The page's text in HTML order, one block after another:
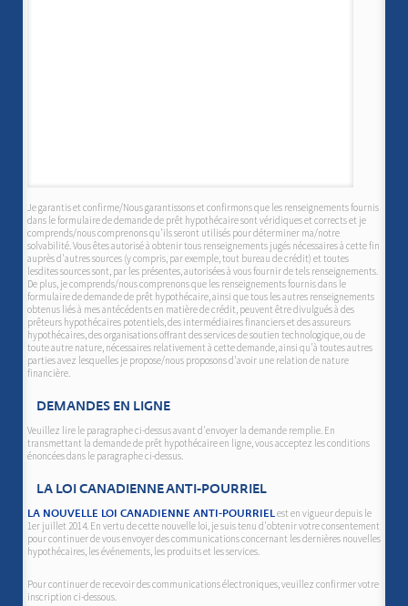
Je garantis et confirme/Nous garantissons et confirmons que les renseignements fournis
dans le formulaire de demande de prêt hypothécaire sont véridiques et corrects et je
comprends/nous comprenons qu'ils seront utilisés pour déterminer ma/notre
solvabilité. Vous êtes autorisé à obtenir tous renseignements jugés nécessaires à cette fin
auprès d'autres sources (y compris, par exemple, tout bureau de crédit) et toutes
lesdites sources sont, par les présentes, autorisées à vous fournir de tels renseignements.
De plus, je comprends/nous comprenons que les renseignements fournis dans le
formulaire de demande de prêt hypothécaire, ainsi que tous les autres renseignements
obtenus liés à mes antécédents en matière de crédit, peuvent être divulgués à des
prêteurs hypothécaires potentiels, des intermédiaires financiers et des assureurs
hypothécaires, des organisations offrant des services de soutien technologique, ou de
toute autre nature, nécessaires relativement à cette demande, ainsi qu'à toutes autres
parties avez lesquelles je propose/nous proposons d'avoir une relation de nature
financière.
DEMANDES EN LIGNE
Veuillez lire le paragraphe ci-dessus avant d'envoyer la demande remplie. En
transmettant la demande de prêt hypothécaire en ligne, vous acceptez les conditions
énoncées dans le paragraphe ci-dessus.
LA LOI CANADIENNE ANTI-POURRIEL
LA NOUVELLE LOI CANADIENNE ANTI-POURRIELest en vigueur depuis le
1er juillet 2014. En vertu de cette nouvelle loi, je suis tenu d'obtenir votre consentement
pour continuer de vous envoyer des communications concernant les dernières nouvelles
hypothécaires, les événements, les produits et les services.
Pour continuer de recevoir des communications électroniques, veuillez confirmer votre
inscription ci-dessous.